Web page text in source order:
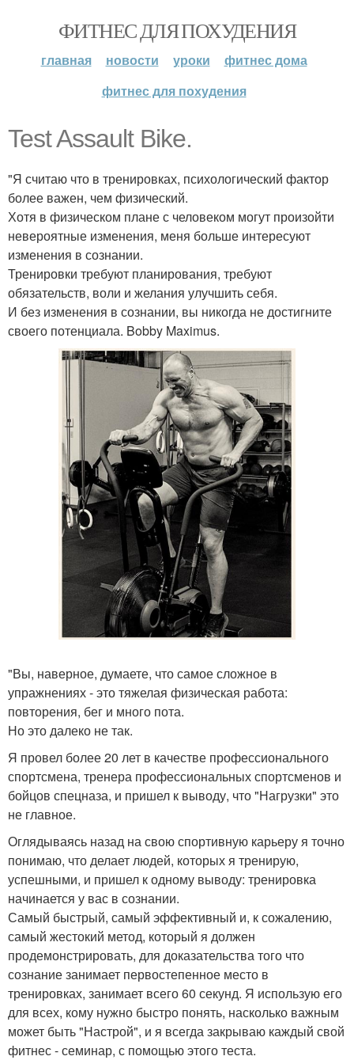
ФИТНЕС ДЛЯ ПОХУДЕНИЯ
главная новости уроки
фитнес дома
фитнес для похудения
Test Assault Bike.
"Я считаю что в тренировках, психологический фактор
более важен, чем физический.
Хотя в физическом плане с человеком могут произойти
невероятные изменения, меня больше интересуют
изменения в сознании.
Тренировки требуют планирования, требуют
обязательств, воли и желания улучшить себя.
И без изменения в сознании, вы никогда не достигните
своего потенциала. Bobby Maximus.
"Вы, наверное, думаете, что самое сложное в
упражнениях - это тяжелая физическая работа:
повторения, бег и много пота.
Но это далеко не так.
Я провел более 20 лет в качестве профессионального
спортсмена, тренера профессиональных спортсменов и
бойцов спецназа, и пришел к выводу, что "Нагрузки" это
не главное.
Оглядываясь назад на свою спортивную карьеру я точно
понимаю, что делает людей, которых я тренирую,
успешными, и пришел к одному выводу: тренировка
начинается у вас в сознании.
Самый быстрый, самый эффективный и, к сожалению,
самый жестокий метод, который я должен
продемонстрировать, для доказательства того что
сознание занимает первостепенное место в
тренировках, занимает всего 60 секунд. Я использую его
для всех, кому нужно быстро понять, насколько важным
может быть "Настрой", и я всегда закрываю каждый свой
фитнес - семинар, с помощью этого теста.